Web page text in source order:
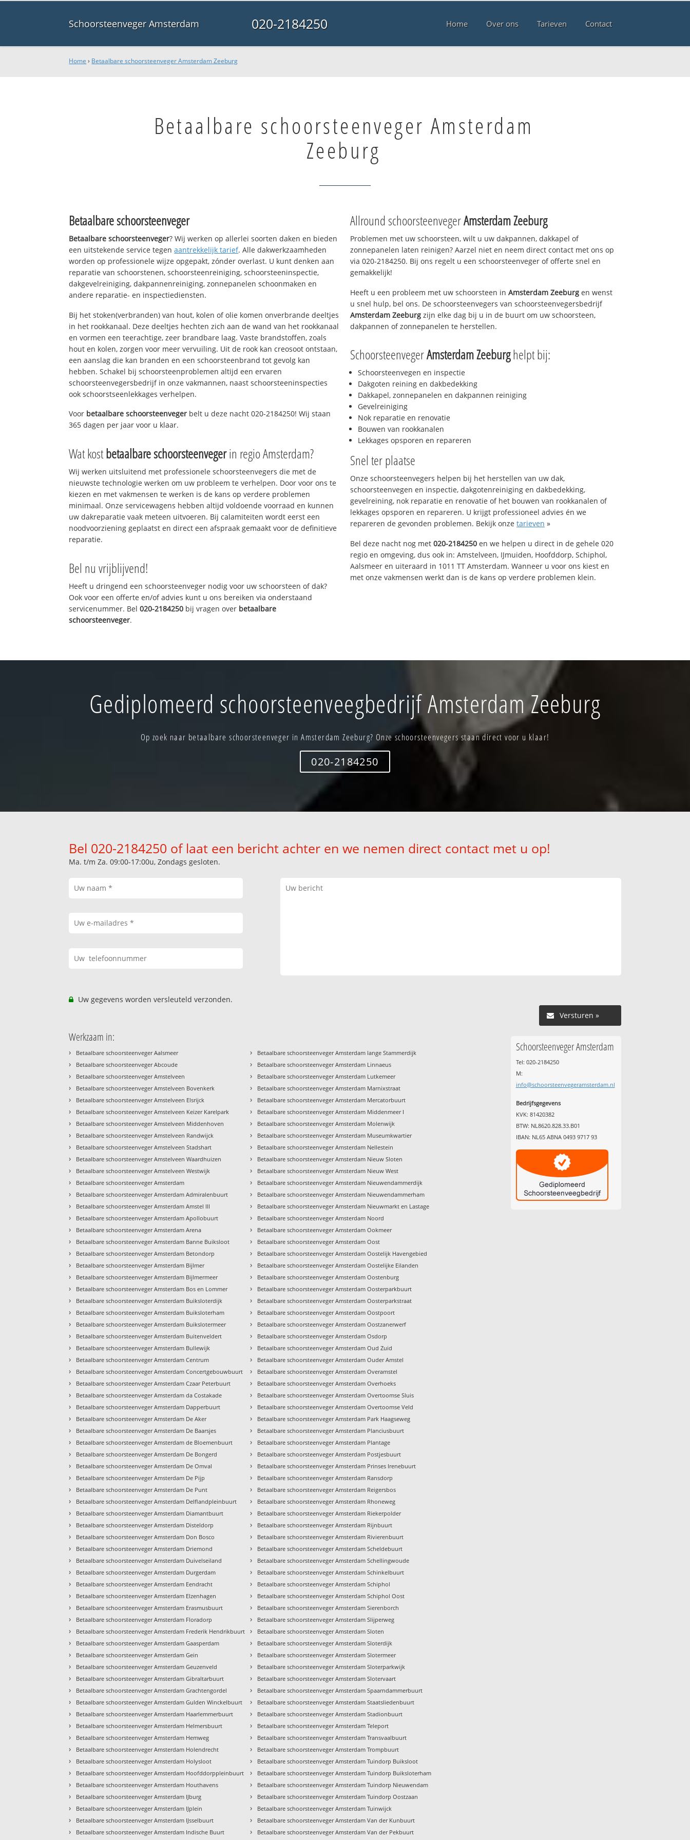
Schoorsteenveger Amsterdam 020-2184250 Home Over ons Tarieven Contact
Home › Betaalbare schoorsteenveger Amsterdam Zeeburg
Betaalbare schoorsteenveger Amsterdam
Zeeburg
Betaalbare schoorsteenveger
Betaalbare schoorsteenveger? Wij werken op allerlei soorten daken en bieden
een uitstekende service tegenaantrekkelijk tarief. Alle dakwerkzaamheden
worden op professionele wijze opgepakt, zónder overlast. U kunt denken aan
reparatie van schoorstenen, schoorsteenreiniging, schoorsteeninspectie,
dakgevelreiniging, dakpannenreiniging, zonnepanelen schoonmaken en
andere reparatie- en inspectiediensten.
Bij het stoken(verbranden) van hout, kolen of olie komen onverbrande deeltjes
in het rookkanaal. Deze deeltjes hechten zich aan de wand van het rookkanaal
en vormen een teerachtige, zeer brandbare laag. Vaste brandstoffen, zoals
hout en kolen, zorgen voor meer vervuiling. Uit de rook kan creosoot ontstaan,
een aanslag die kan branden en een schoorsteenbrand tot gevolg kan
hebben. Schakel bij schoorsteenproblemen altijd een ervaren
schoorsteenvegersbedrijf in onze vakmannen, naast schoorsteeninspecties
ook schoorstseenlekkages verhelpen.
Voor betaalbare schoorsteenveger belt u deze nacht 020-2184250! Wij staan
365 dagen per jaar voor u klaar.
Wat kostbetaalbare schoorsteenvegerin regio Amsterdam?
Wij werken uitsluitend met professionele schoorsteenvegers die met de
nieuwste technologie werken om uw probleem te verhelpen. Door voor ons te
kiezen en met vakmensen te werken is de kans op verdere problemen
minimaal. Onze servicewagens hebben altijd voldoende voorraad en kunnen
uw dakreparatie vaak meteen uitvoeren. Bij calamiteiten wordt eerst een
noodvoorziening geplaatst en direct een afspraak gemaakt voor de definitieve
reparatie.
Bel nu vrijblijvend!
Heeft u dringend een schoorsteenveger nodig voor uw schoorsteen of dak?
Ook voor een offerte en/of advies kunt u ons bereiken via onderstaand
servicenummer. Bel020-2184250 bij vragen over betaalbare
schoorsteenveger.
Allround schoorsteenvegerAmsterdam Zeeburg
Problemen met uw schoorsteen, wilt u uw dakpannen, dakkapel of
zonnepanelen laten reinigen? Aarzel niet en neem direct contact met ons op
via 020-2184250. Bij ons regelt u een schoorsteenveger of offerte snel en
gemakkelijk!
Heeft u een probleem met uw schoorsteen in Amsterdam Zeeburg en wenst
u snel hulp, bel ons. De schoorsteenvegers van schoorsteenvegersbedrijf
Amsterdam Zeeburg zijn elke dag bij u in de buurt om uw schoorsteen,
dakpannen of zonnepanelen te herstellen.
SchoorsteenvegerAmsterdam Zeeburghelpt bij:
Schoorsteenvegen en inspectie
Dakgoten reining en dakbedekking
Dakkapel, zonnepanelen en dakpannen reiniging
Gevelreiniging
Nok reparatie en renovatie
Bouwen van rookkanalen
Lekkages opsporen en repareren
Snel ter plaatse
Onze schoorsteenvegers helpen bij het herstellen van uw dak,
schoorsteenvegen en inspectie, dakgotenreiniging en dakbedekking,
gevelreining, nok reparatie en renovatie of het bouwen van rookkanalen of
lekkages opsporen en repareren. U krijgt professioneel advies én we
repareren de gevonden problemen. Bekijk onze tarieven »
Bel deze nacht nog met 020-2184250 en we helpen u direct in de gehele 020
regio en omgeving, dus ook in: Amstelveen, IJmuiden, Hoofddorp, Schiphol,
Aalsmeer en uiteraard in 1011 TT Amsterdam. Wanneer u voor ons kiest en
met onze vakmensen werkt dan is de kans op verdere problemen klein.
Gediplomeerd schoorsteenveegbedrijf Amsterdam Zeeburg
Op zoek naar betaalbare schoorsteenveger in Amsterdam Zeeburg? Onze schoorsteenvegers staan direct voor u klaar!
020-2184250
Bel 020-2184250 of laat een bericht achter en we nemen direct contact met u op!
Ma. t/m Za. 09:00-17:00u, Zondags gesloten.
Uw gegevens worden versleuteld verzonden.
Versturen »
Werkzaam in:
› Betaalbare schoorsteenveger Aalsmeer
› Betaalbare schoorsteenveger Abcoude
› Betaalbare schoorsteenveger Amstelveen
› Betaalbare schoorsteenveger Amstelveen Bovenkerk
› Betaalbare schoorsteenveger Amstelveen Elsrijck
› Betaalbare schoorsteenveger Amstelveen Keizer Karelpark
› Betaalbare schoorsteenveger Amstelveen Middenhoven
› Betaalbare schoorsteenveger Amstelveen Randwijck
› Betaalbare schoorsteenveger Amstelveen Stadshart
› Betaalbare schoorsteenveger Amstelveen Waardhuizen
› Betaalbare schoorsteenveger Amstelveen Westwijk
› Betaalbare schoorsteenveger Amsterdam
› Betaalbare schoorsteenveger Amsterdam Admiralenbuurt
› Betaalbare schoorsteenveger Amsterdam Amstel III
› Betaalbare schoorsteenveger Amsterdam Apollobuurt
› Betaalbare schoorsteenveger Amsterdam Arena
› Betaalbare schoorsteenveger Amsterdam Banne Buiksloot
› Betaalbare schoorsteenveger Amsterdam Betondorp
› Betaalbare schoorsteenveger Amsterdam Bijlmer
› Betaalbare schoorsteenveger Amsterdam Bijlmermeer
› Betaalbare schoorsteenveger Amsterdam Bos en Lommer
› Betaalbare schoorsteenveger Amsterdam Buiksloterdijk
› Betaalbare schoorsteenveger Amsterdam Buiksloterham
› Betaalbare schoorsteenveger Amsterdam Buikslotermeer
› Betaalbare schoorsteenveger Amsterdam Buitenveldert
› Betaalbare schoorsteenveger Amsterdam Bullewijk
› Betaalbare schoorsteenveger Amsterdam Centrum
› Betaalbare schoorsteenveger Amsterdam Concertgebouwbuurt
› Betaalbare schoorsteenveger Amsterdam Czaar Peterbuurt
› Betaalbare schoorsteenveger Amsterdam da Costakade
› Betaalbare schoorsteenveger Amsterdam Dapperbuurt
› Betaalbare schoorsteenveger Amsterdam De Aker
› Betaalbare schoorsteenveger Amsterdam De Baarsjes
› Betaalbare schoorsteenveger Amsterdam de Bloemenbuurt
› Betaalbare schoorsteenveger Amsterdam De Bongerd
› Betaalbare schoorsteenveger Amsterdam De Omval
› Betaalbare schoorsteenveger Amsterdam De Pijp
› Betaalbare schoorsteenveger Amsterdam De Punt
› Betaalbare schoorsteenveger Amsterdam Delflandpleinbuurt
› Betaalbare schoorsteenveger Amsterdam Diamantbuurt
› Betaalbare schoorsteenveger Amsterdam Disteldorp
› Betaalbare schoorsteenveger Amsterdam Don Bosco
› Betaalbare schoorsteenveger Amsterdam Driemond
› Betaalbare schoorsteenveger Amsterdam Duivelseiland
› Betaalbare schoorsteenveger Amsterdam Durgerdam
› Betaalbare schoorsteenveger Amsterdam Eendracht
› Betaalbare schoorsteenveger Amsterdam Elzenhagen
› Betaalbare schoorsteenveger Amsterdam Erasmusbuurt
› Betaalbare schoorsteenveger Amsterdam Floradorp
› Betaalbare schoorsteenveger Amsterdam Frederik Hendrikbuurt
› Betaalbare schoorsteenveger Amsterdam Gaasperdam
› Betaalbare schoorsteenveger Amsterdam Gein
› Betaalbare schoorsteenveger Amsterdam Geuzenveld
› Betaalbare schoorsteenveger Amsterdam Gibraltarbuurt
› Betaalbare schoorsteenveger Amsterdam Grachtengordel
› Betaalbare schoorsteenveger Amsterdam Gulden Winckelbuurt
› Betaalbare schoorsteenveger Amsterdam Haarlemmerbuurt
› Betaalbare schoorsteenveger Amsterdam Helmersbuurt
› Betaalbare schoorsteenveger Amsterdam Hemweg
› Betaalbare schoorsteenveger Amsterdam Holendrecht
› Betaalbare schoorsteenveger Amsterdam Holysloot
› Betaalbare schoorsteenveger Amsterdam Hoofddorppleinbuurt
› Betaalbare schoorsteenveger Amsterdam Houthavens
› Betaalbare schoorsteenveger Amsterdam IJburg
› Betaalbare schoorsteenveger Amsterdam IJplein
› Betaalbare schoorsteenveger Amsterdam IJsselbuurt
› Betaalbare schoorsteenveger Amsterdam Indische Buurt
› Betaalbare schoorsteenveger Amsterdam lange Stammerdijk
› Betaalbare schoorsteenveger Amsterdam Linnaeus
› Betaalbare schoorsteenveger Amsterdam Lutkemeer
› Betaalbare schoorsteenveger Amsterdam Marnixstraat
› Betaalbare schoorsteenveger Amsterdam Mercatorbuurt
› Betaalbare schoorsteenveger Amsterdam Middenmeer I
› Betaalbare schoorsteenveger Amsterdam Molenwijk
› Betaalbare schoorsteenveger Amsterdam Museumkwartier
› Betaalbare schoorsteenveger Amsterdam Nellestein
› Betaalbare schoorsteenveger Amsterdam Nieuw Sloten
› Betaalbare schoorsteenveger Amsterdam Nieuw West
› Betaalbare schoorsteenveger Amsterdam Nieuwendammerdijk
› Betaalbare schoorsteenveger Amsterdam Nieuwendammerham
› Betaalbare schoorsteenveger Amsterdam Nieuwmarkt en Lastage
› Betaalbare schoorsteenveger Amsterdam Noord
› Betaalbare schoorsteenveger Amsterdam Ookmeer
› Betaalbare schoorsteenveger Amsterdam Oost
› Betaalbare schoorsteenveger Amsterdam Oostelijk Havengebied
› Betaalbare schoorsteenveger Amsterdam Oostelijke Eilanden
› Betaalbare schoorsteenveger Amsterdam Oostenburg
› Betaalbare schoorsteenveger Amsterdam Oosterparkbuurt
› Betaalbare schoorsteenveger Amsterdam Oosterparkstraat
› Betaalbare schoorsteenveger Amsterdam Oostpoort
› Betaalbare schoorsteenveger Amsterdam Oostzanerwerf
› Betaalbare schoorsteenveger Amsterdam Osdorp
› Betaalbare schoorsteenveger Amsterdam Oud Zuid
› Betaalbare schoorsteenveger Amsterdam Ouder Amstel
› Betaalbare schoorsteenveger Amsterdam Overamstel
› Betaalbare schoorsteenveger Amsterdam Overhoeks
› Betaalbare schoorsteenveger Amsterdam Overtoomse Sluis
› Betaalbare schoorsteenveger Amsterdam Overtoomse Veld
› Betaalbare schoorsteenveger Amsterdam Park Haagseweg
› Betaalbare schoorsteenveger Amsterdam Planciusbuurt
› Betaalbare schoorsteenveger Amsterdam Plantage
› Betaalbare schoorsteenveger Amsterdam Postjesbuurt
› Betaalbare schoorsteenveger Amsterdam Prinses Irenebuurt
› Betaalbare schoorsteenveger Amsterdam Ransdorp
› Betaalbare schoorsteenveger Amsterdam Reigersbos
› Betaalbare schoorsteenveger Amsterdam Rhoneweg
› Betaalbare schoorsteenveger Amsterdam Riekerpolder
› Betaalbare schoorsteenveger Amsterdam Rijnbuurt
› Betaalbare schoorsteenveger Amsterdam Rivierenbuurt
› Betaalbare schoorsteenveger Amsterdam Scheldebuurt
› Betaalbare schoorsteenveger Amsterdam Schellingwoude
› Betaalbare schoorsteenveger Amsterdam Schinkelbuurt
› Betaalbare schoorsteenveger Amsterdam Schiphol
› Betaalbare schoorsteenveger Amsterdam Schiphol Oost
› Betaalbare schoorsteenveger Amsterdam Sierenborch
› Betaalbare schoorsteenveger Amsterdam Slijperweg
› Betaalbare schoorsteenveger Amsterdam Sloten
› Betaalbare schoorsteenveger Amsterdam Sloterdijk
› Betaalbare schoorsteenveger Amsterdam Slotermeer
› Betaalbare schoorsteenveger Amsterdam Sloterparkwijk
› Betaalbare schoorsteenveger Amsterdam Slotervaart
› Betaalbare schoorsteenveger Amsterdam Spaarndammerbuurt
› Betaalbare schoorsteenveger Amsterdam Staatsliedenbuurt
› Betaalbare schoorsteenveger Amsterdam Stadionbuurt
› Betaalbare schoorsteenveger Amsterdam Teleport
› Betaalbare schoorsteenveger Amsterdam Transvaalbuurt
› Betaalbare schoorsteenveger Amsterdam Trompbuurt
› Betaalbare schoorsteenveger Amsterdam Tuindorp Buiksloot
› Betaalbare schoorsteenveger Amsterdam Tuindorp Buiksloterham
› Betaalbare schoorsteenveger Amsterdam Tuindorp Nieuwendam
› Betaalbare schoorsteenveger Amsterdam Tuindorp Oostzaan
› Betaalbare schoorsteenveger Amsterdam Tuinwijck
› Betaalbare schoorsteenveger Amsterdam Van der Kunbuurt
› Betaalbare schoorsteenveger Amsterdam Van der Pekbuurt
Schoorsteenveger Amsterdam
Tel: 020-2184250
M:
info@schoorsteenvegeramsterdam.nl
Bedrijfsgegevens
KVK: 81420382
BTW: NL8620.828.33.B01
IBAN: NL65 ABNA 0493 9717 93